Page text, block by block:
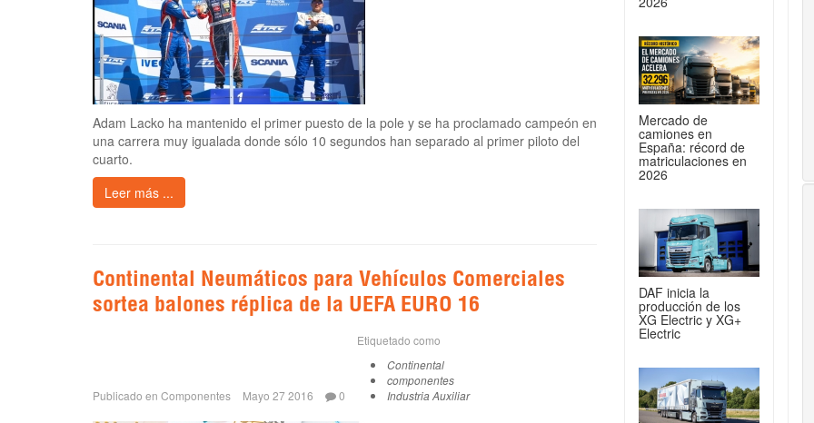
Adam Lacko ha mantenido el primer puesto de la pole y se ha proclamado campeón en
una carrera muy igualada donde sólo 10 segundos han separado al primer piloto del
cuarto.
Leer más ...
Continental Neumáticos para Vehículos Comerciales
sortea balones réplica de la UEFA EURO 16
Publicado en Componentes Mayo 27 2016 0
Etiquetado como
Continental
componentes
Industria Auxiliar
Mercado de
camiones en
España: récord de
matriculaciones en
2026
DAF inicia la
producción de los
XG Electric y XG+
Electric